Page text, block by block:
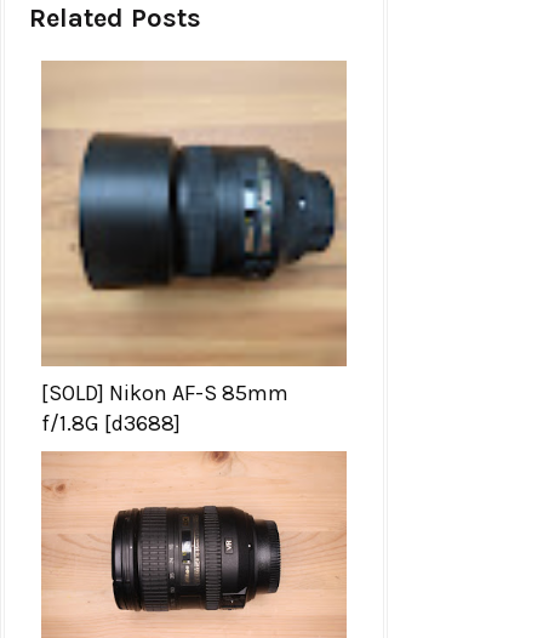
Related Posts
[SOLD] Nikon AF-S 85mm
f/1.8G [d3688]